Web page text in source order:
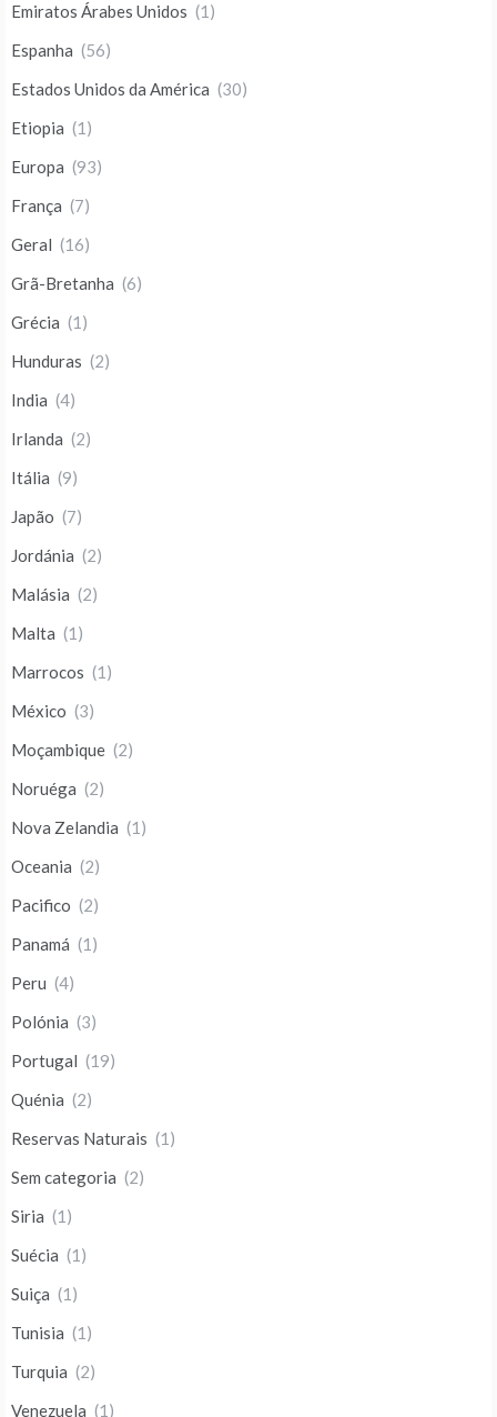
Emiratos Árabes Unidos (1)
Espanha (56)
Estados Unidos da América (30)
Etiopia (1)
Europa (93)
França (7)
Geral (16)
Grã-Bretanha (6)
Grécia (1)
Hunduras (2)
India (4)
Irlanda (2)
Itália (9)
Japão (7)
Jordánia (2)
Malásia (2)
Malta (1)
Marrocos (1)
México (3)
Moçambique (2)
Noruéga (2)
Nova Zelandia (1)
Oceania (2)
Pacifico (2)
Panamá (1)
Peru (4)
Polónia (3)
Portugal (19)
Quénia (2)
Reservas Naturais (1)
Sem categoria (2)
Siria (1)
Suécia (1)
Suiça (1)
Tunisia (1)
Turquia (2)
Venezuela (1)